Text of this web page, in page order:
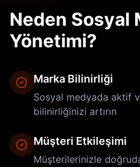
Neden Sosyal
Yönetimi?
Marka Bilinirliği
Sosyal medyada aktif
bilinirliğinizi artırın
Müşteri Etkileşimi
Müşterilerinizle